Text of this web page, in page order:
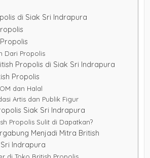
di Siak Sri Indrapura
Dari Propolis
Propolis di Siak Sri Indrapura
Propolis
dan Halal
Artis dan Publik Figur
Siak Sri Indrapura
Propolis Sulit di Dapatkan?
Menjadi Mitra British
Indrapura